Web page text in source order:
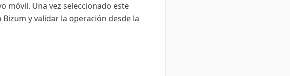
móvil. Una vez seleccionado este
y validar la operación desde la